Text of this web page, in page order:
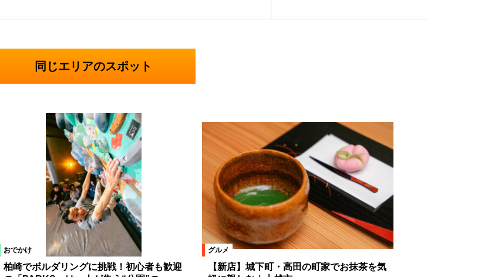
同じエリアのスポット
おでかけ
柏崎でボルダリングに挑戦！初心者も歓迎
グルメ
【新店】城下町・高田の町家でお抹茶を気